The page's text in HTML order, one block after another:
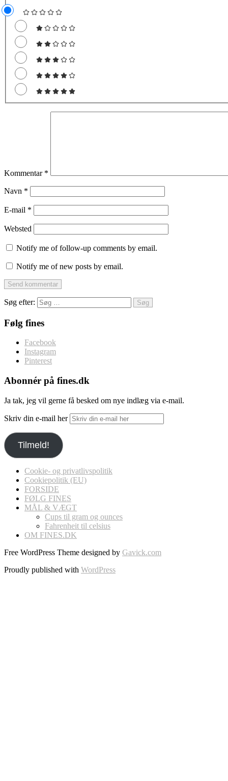
Kommentar *
Navn *
E-mail *
Websted
Notify me of follow-up comments by email.
Notify me of new posts by email.
Søg efter:
Følg fines
Facebook
Instagram
Pinterest
Abonnér på fines.dk
Ja tak, jeg vil gerne få besked om nye indlæg via e-mail.
Skriv din e-mail her
Tilmeld!
Cookie- og privatlivspolitik
Cookiepolitik (EU)
FORSIDE
FØLG FINES
MÅL & VÆGT
Cups til gram og ounces
Fahrenheit til celsius
OM FINES.DK
Free WordPress Theme designed by Gavick.com
Proudly published with WordPress